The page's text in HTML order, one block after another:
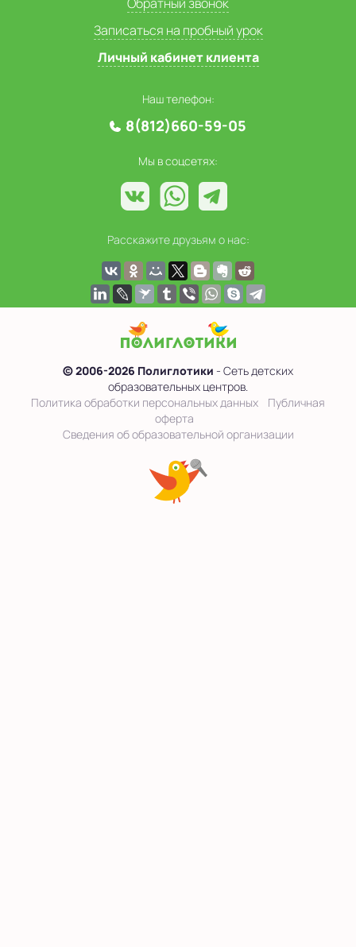
Записаться на пробный урок
Личный кабинет клиента
Наш телефон:
8(812)660-59-05
Мы в соцсетях:
Расскажите друзьям о нас:
© 2006-2026 Полиглотики - Сеть детских
образовательных центров.
Политика обработки персональных данных
Публичная
оферта
Сведения об образовательной организации